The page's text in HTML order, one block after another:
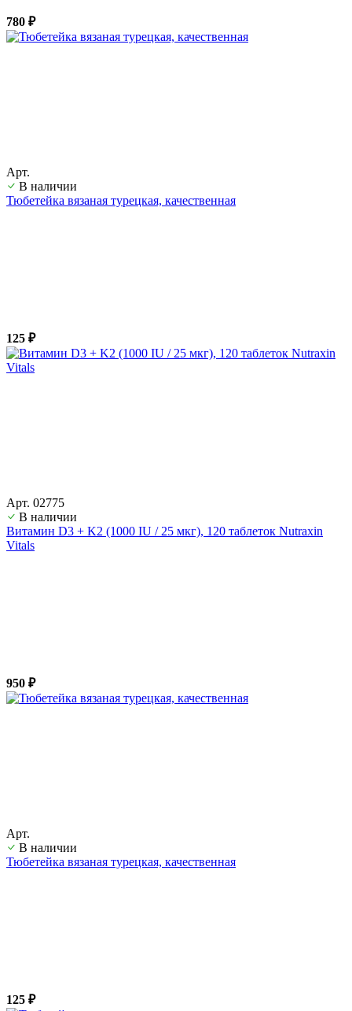
780 ₽
Арт.
В наличии
Тюбетейка вязаная турецкая, качественная
125 ₽
Арт. 02775
В наличии
Витамин D3 + K2 (1000 IU / 25 мкг), 120 таблеток Nutraxin
Vitals
950 ₽
Арт.
В наличии
Тюбетейка вязаная турецкая, качественная
125 ₽